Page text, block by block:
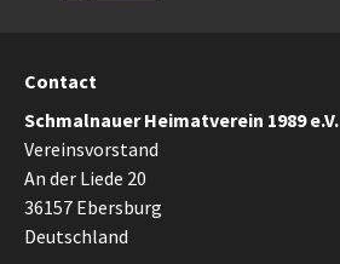
Contact
Schmalnauer Heimatverein 1989 e.V.
Vereinsvorstand
An der Liede 20
36157 Ebersburg
Deutschland